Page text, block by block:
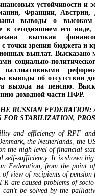
устойчивости и
Франции, Австрии,
выводы о высоком
в сегодняшнем его виде,
высокая
точки зрения бюджета и
выплат. Высказано
социально-
выводы об отсутствии
выхода на пенсию.
доходной части ПФР.
RUSSIAN FEDERATION:
FOR STABILIZATION,
and efficiency of RPF
the Netherlands, the
the high level of financial
self-sufficiency. It is shown
Federation, from the point
view of recipients of pension
are caused problems of
can't be solved by the